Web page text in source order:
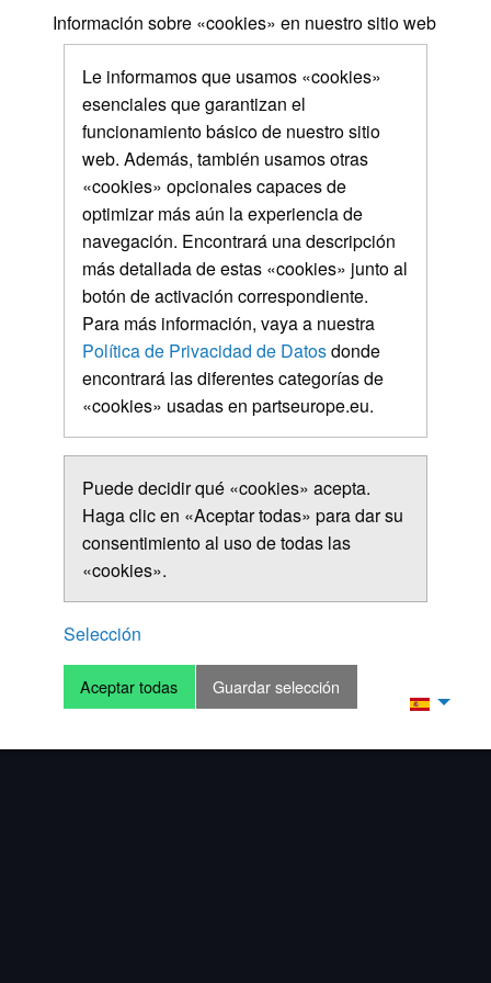
Información sobre «cookies» en nuestro sitio web
Le informamos que usamos «cookies»
esenciales que garantizan el
funcionamiento básico de nuestro sitio
web. Además, también usamos otras
«cookies» opcionales capaces de
optimizar más aún la experiencia de
navegación. Encontrará una descripción
más detallada de estas «cookies» junto al
botón de activación correspondiente.
Para más información, vaya a nuestra
Política de Privacidad de Datosdonde
encontrará las diferentes categorías de
«cookies» usadas en partseurope.eu.
Puede decidir qué «cookies» acepta.
Haga clic en «Aceptar todas» para dar su
consentimiento al uso de todas las
«cookies».
Selección
Aceptar todas Guardar selección